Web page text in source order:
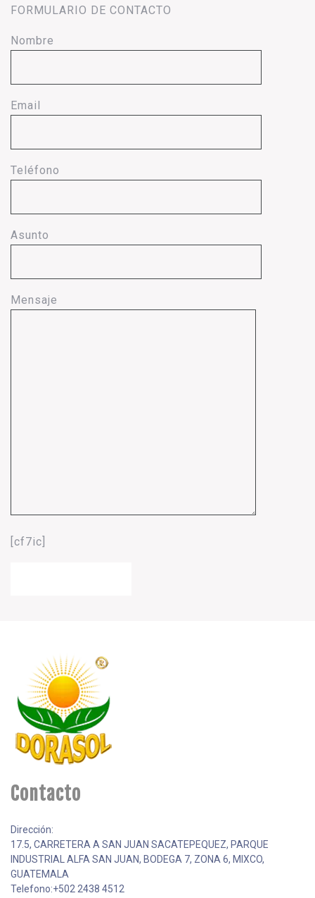
FORMULARIO DE CONTACTO
Nombre
Email
Teléfono
Asunto
Mensaje
[cf7ic]
Contacto
Dirección:
17.5, CARRETERA A SAN JUAN SACATEPEQUEZ, PARQUE
INDUSTRIAL ALFA SAN JUAN, BODEGA 7, ZONA 6, MIXCO,
GUATEMALA
Telefono:+502 2438 4512